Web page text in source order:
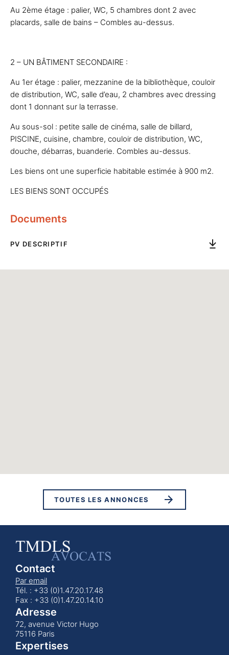
Au 2ème étage : palier, WC, 5 chambres dont 2 avec
placards, salle de bains – Combles au-dessus.
2 – UN BÂTIMENT SECONDAIRE :
Au 1er étage : palier, mezzanine de la bibliothèque, couloir
de distribution, WC, salle d’eau, 2 chambres avec dressing
dont 1 donnant sur la terrasse.
Au sous-sol : petite salle de cinéma, salle de billard,
PISCINE, cuisine, chambre, couloir de distribution, WC,
douche, débarras, buanderie. Combles au-dessus.
Les biens ont une superficie habitable estimée à 900 m2.
LES BIENS SONT OCCUPÉS
Documents
PV DESCRIPTIF
TOUTES LES ANNONCES
Contact
Par email
Tél. : +33 (0)1.47.20.17.48
Fax : +33 (0)1.47.20.14.10
Adresse
72, avenue Victor Hugo
75116 Paris
Expertises